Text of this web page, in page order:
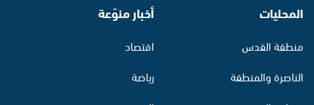
المحليات
منطقة القدس
الناصرة والمنطقة
أخبار منوّعة
اقتصاد
رياضة